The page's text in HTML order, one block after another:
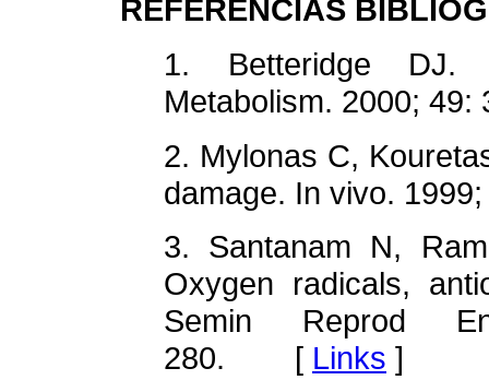
REFERENCIAS
1. Betteridge DJ.
Metabolism. 2000;
2. Mylonas C,
damage. In vivo.
3. Santanam N,
Oxygen radicals,
Semin Reprod
280. [ Links ]